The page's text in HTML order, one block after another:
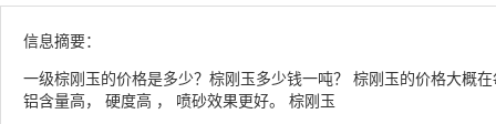
信息摘要：
一级棕刚玉的价格是多少？棕刚玉多少钱一吨？ 棕刚玉的价格大概
铝含量高， 硬度高 ， 喷砂效果更好。 棕刚玉